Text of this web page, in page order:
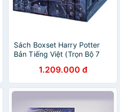
Sách Boxset Harry Potter
Bản Tiếng Việt (Trọn Bộ 7
1.209.000 đ